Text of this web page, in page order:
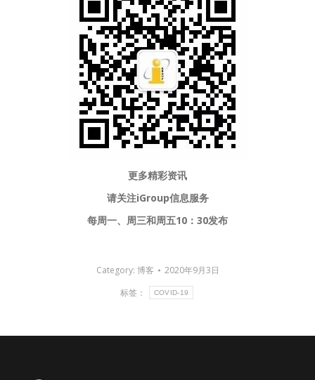
更多精彩资讯
请关注iGroup信息服务
每周一、周三和周五10：30发布
Category: 博客
2020年9月3日
标签：
COVID-19